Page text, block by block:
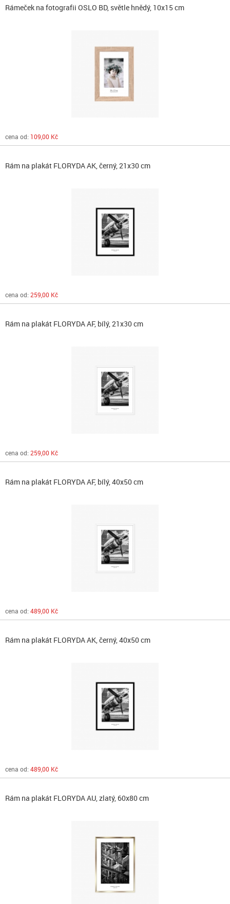
Rámeček na fotografii OSLO BD, světle hnědý, 10x15 cm
cena od: 109,00 Kč
Rám na plakát FLORYDA AK, černý, 21x30 cm
cena od: 259,00 Kč
Rám na plakát FLORYDA AF, bílý, 21x30 cm
cena od: 259,00 Kč
Rám na plakát FLORYDA AF, bílý, 40x50 cm
cena od: 489,00 Kč
Rám na plakát FLORYDA AK, černý, 40x50 cm
cena od: 489,00 Kč
Rám na plakát FLORYDA AU, zlatý, 60x80 cm